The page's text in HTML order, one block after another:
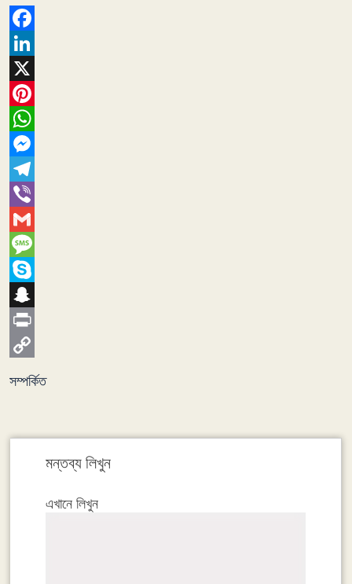
Facebook
LinkedIn
X
Pinterest
WhatsApp
Messenger
Telegram
Viber
Gmail
Message
Skype
Snapchat
Print
Copy
সম্পর্কিত
মন্তব্য লিখুন
এখানে লিখুন